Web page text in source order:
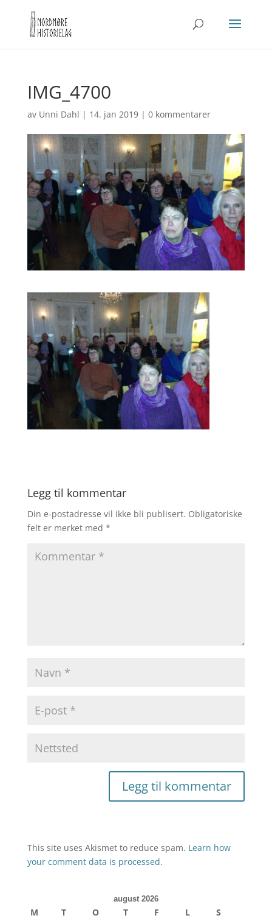
IMG_4700
av Unni Dahl | 14. jan 2019| 0 kommentarer
Legg til kommentar
Din e-postadresse vil ikke bli publisert. Obligatoriske
felt er merket med *
This site uses Akismet to reduce spam. Learn how
your comment data is processed.
august 2026
M T O T F L
S